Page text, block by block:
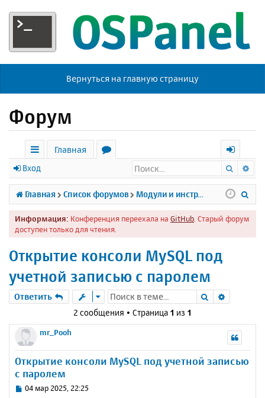
Вернуться на главную страницу
Форум
с
ы
л
к
Главная
р
у
м
х
о
д
Вход Поиск
Главная Список форумов Модули и инструменты
Информация: Конференция переехала на GitHub . Старый форум
доступен только для чтения.
Открытие консоли MySQL под
учетной записью с паролем
Ответить Поиск
2 сообщения • Страница 1 из 1
mr_Pooh
Открытие консоли MySQL под учетной записью
с паролем
С04 мар 2025, 22:25